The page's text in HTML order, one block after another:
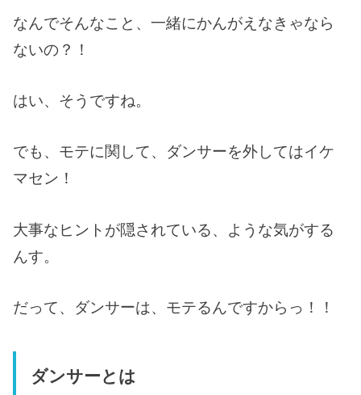
なんでそんなこと、一緒にかんがえなきゃなら
ないの？！
はい、そうですね。
でも、モテに関して、ダンサーを外してはイケ
マセン！
大事なヒントが隠されている、ような気がする
んす。
だって、ダンサーは、モテるんですからっ！！
ダンサーとは